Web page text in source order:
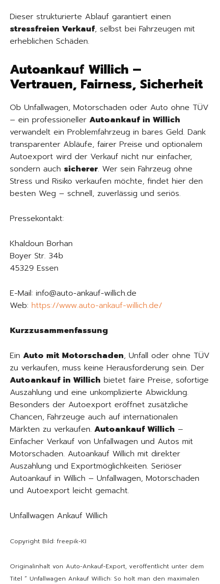
Dieser strukturierte Ablauf garantiert einen
stressfreien Verkauf, selbst bei Fahrzeugen mit
erheblichen Schäden.
Autoankauf Willich –
Vertrauen, Fairness, Sicherheit
Ob Unfallwagen, Motorschaden oder Auto ohne TÜV
– ein professioneller Autoankauf in Willich
verwandelt ein Problemfahrzeug in bares Geld. Dank
transparenter Abläufe, fairer Preise und optionalem
Autoexport wird der Verkauf nicht nur einfacher,
sondern auch sicherer. Wer sein Fahrzeug ohne
Stress und Risiko verkaufen möchte, findet hier den
besten Weg – schnell, zuverlässig und seriös.
Pressekontakt:
Khaldoun Borhan
Boyer Str. 34b
45329 Essen
E-Mail: info@auto-ankauf-willich.de
Web: https://www.auto-ankauf-willich.de/
Kurzzusammenfassung
Ein Auto mit Motorschaden, Unfall oder ohne TÜV
zu verkaufen, muss keine Herausforderung sein. Der
Autoankauf in Willich bietet faire Preise, sofortige
Auszahlung und eine unkomplizierte Abwicklung.
Besonders der Autoexport eröffnet zusätzliche
Chancen, Fahrzeuge auch auf internationalen
Märkten zu verkaufen. Autoankauf Willich –
Einfacher Verkauf von Unfallwagen und Autos mit
Motorschaden. Autoankauf Willich mit direkter
Auszahlung und Exportmöglichkeiten. Seriöser
Autoankauf in Willich – Unfallwagen, Motorschaden
und Autoexport leicht gemacht.
Unfallwagen Ankauf Willich
Copyright Bild: freepik-KI
Originalinhalt von Auto-Ankauf-Export, veröffentlicht unter dem
Titel “ Unfallwagen Ankauf Willich: So holt man den maximalen